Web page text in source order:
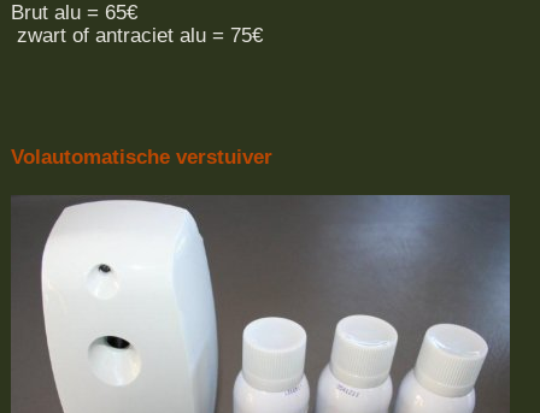
Brut alu = 65€
zwart of antraciet alu = 75€
Volautomatische verstuiver